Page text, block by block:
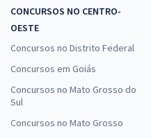
CONCURSOS NO CENTRO-
OESTE
Concursos no Distrito Federal
Concursos em Goiás
Concursos no Mato Grosso do
Sul
Concursos no Mato Grosso